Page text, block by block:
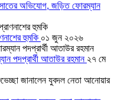
অভিযোগ, জড়িত ফোরম্যান
হুমকি ০১ জুন ২০২৬
পদপ্রার্থী আতাউর রহমান ২৭ মে